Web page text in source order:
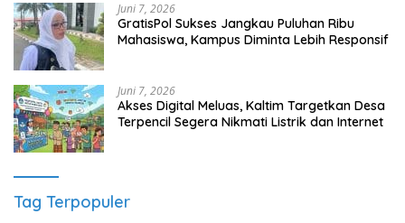
Juni 7, 2026
GratisPol Sukses Jangkau Puluhan Ribu
Mahasiswa, Kampus Diminta Lebih Responsif
Juni 7, 2026
Akses Digital Meluas, Kaltim Targetkan Desa
Terpencil Segera Nikmati Listrik dan Internet
Tag Terpopuler